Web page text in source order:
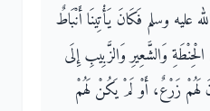
عليه وسلم فَكَانَ يَأْتِينَا أَنْبَاطٌ
وَالشَّعِيرِ وَالزَّبِيبِ إِلَى
زَرْعٌ، أَوْ لَمْ يَكُنْ لَهُمْ